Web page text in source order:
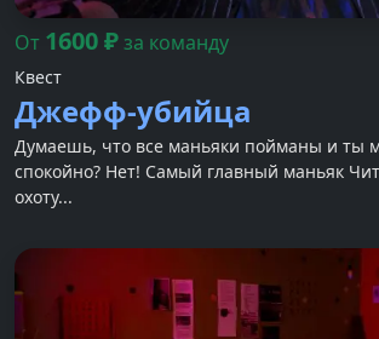
От 1600₽за команду
Квест
Джефф-убийца
Думаешь, что все маньяки пойманы и ты
спокойно? Нет! Самый главный маньяк Читы выходит на
охоту...